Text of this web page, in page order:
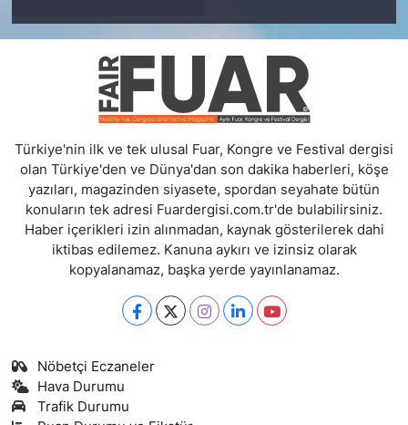
Türkiye'nin ilk ve tek ulusal Fuar, Kongre ve Festival dergisi
olan Türkiye'den ve Dünya'dan son dakika haberleri, köşe
yazıları, magazinden siyasete, spordan seyahate bütün
konuların tek adresi Fuardergisi.com.tr'de bulabilirsiniz.
Haber içerikleri izin alınmadan, kaynak gösterilerek dahi
iktibas edilemez. Kanuna aykırı ve izinsiz olarak
kopyalanamaz, başka yerde yayınlanamaz.
Nöbetçi Eczaneler
Hava Durumu
Trafik Durumu